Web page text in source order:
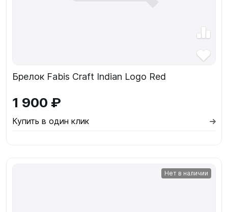
Брелок Fabis Craft Indian Logo Red
1 900 ₽
Купить в один клик
Нет в наличии